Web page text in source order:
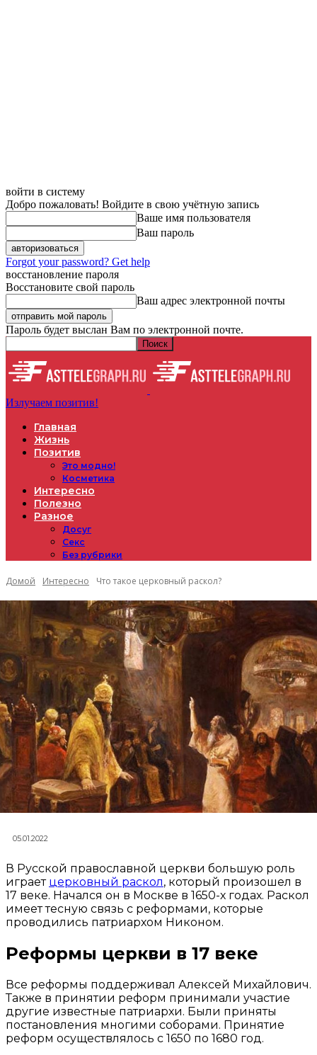
войти в систему
Добро пожаловать! Войдите в свою учётную запись
Ваше имя пользователя
Ваш пароль
Forgot your password? Get help
восстановление пароля
Восстановите свой пароль
Ваш адрес электронной почты
Пароль будет выслан Вам по электронной почте.
Излучаем позитив!
Главная
Жизнь
Позитив
Это модно!
Косметика
Интересно
Полезно
Разное
Досуг
Секс
Без рубрики
Домой Интересно Что такое церковный раскол?
05.01.2022
В Русской православной церкви большую роль
играет церковный раскол, который произошел в
17 веке. Начался он в Москве в 1650-х годах. Раскол
имеет тесную связь с реформами, которые
проводились патриархом Никоном.
Реформы церкви в 17 веке
Все реформы поддерживал Алексей Михайлович.
Также в принятии реформ принимали участие
другие известные патриархи. Были приняты
постановления многими соборами. Принятие
реформ осуществлялось с 1650 по 1680 год.